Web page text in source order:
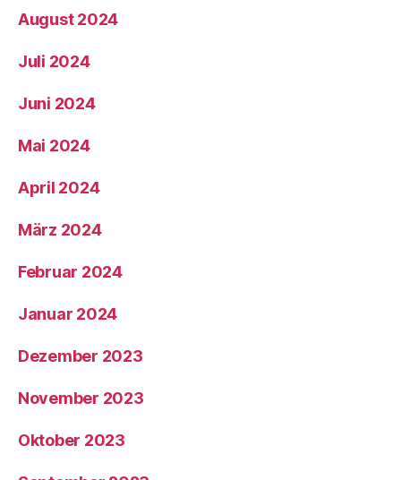
August 2024
Juli 2024
Juni 2024
Mai 2024
April 2024
März 2024
Februar 2024
Januar 2024
Dezember 2023
November 2023
Oktober 2023